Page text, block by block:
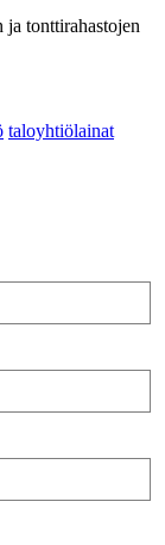
ja tonttirahastojen
taloyhtiölainat